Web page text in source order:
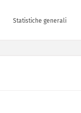
Statistiche generali